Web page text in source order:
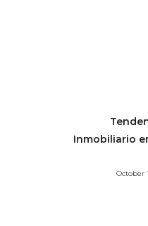
Inmobiliario
October